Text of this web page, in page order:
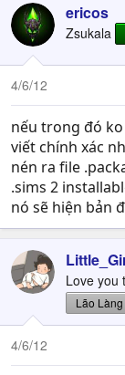
Mình ko thấy
savedsims
install để click
ericos
Zsukala
4/6/12
nếu trong đó
viết chính xác
nén ra file
.sims 2
nó sẽ hiện bản
Love you
Lão Làng
4/6/12